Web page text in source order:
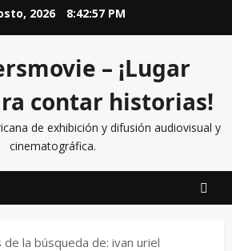
2026 8:42:58 PM
– ¡Lugar
contar historias!
de exhibición y difusión audiovisual y
cinematográfica.
de la búsqueda de: ivan uriel